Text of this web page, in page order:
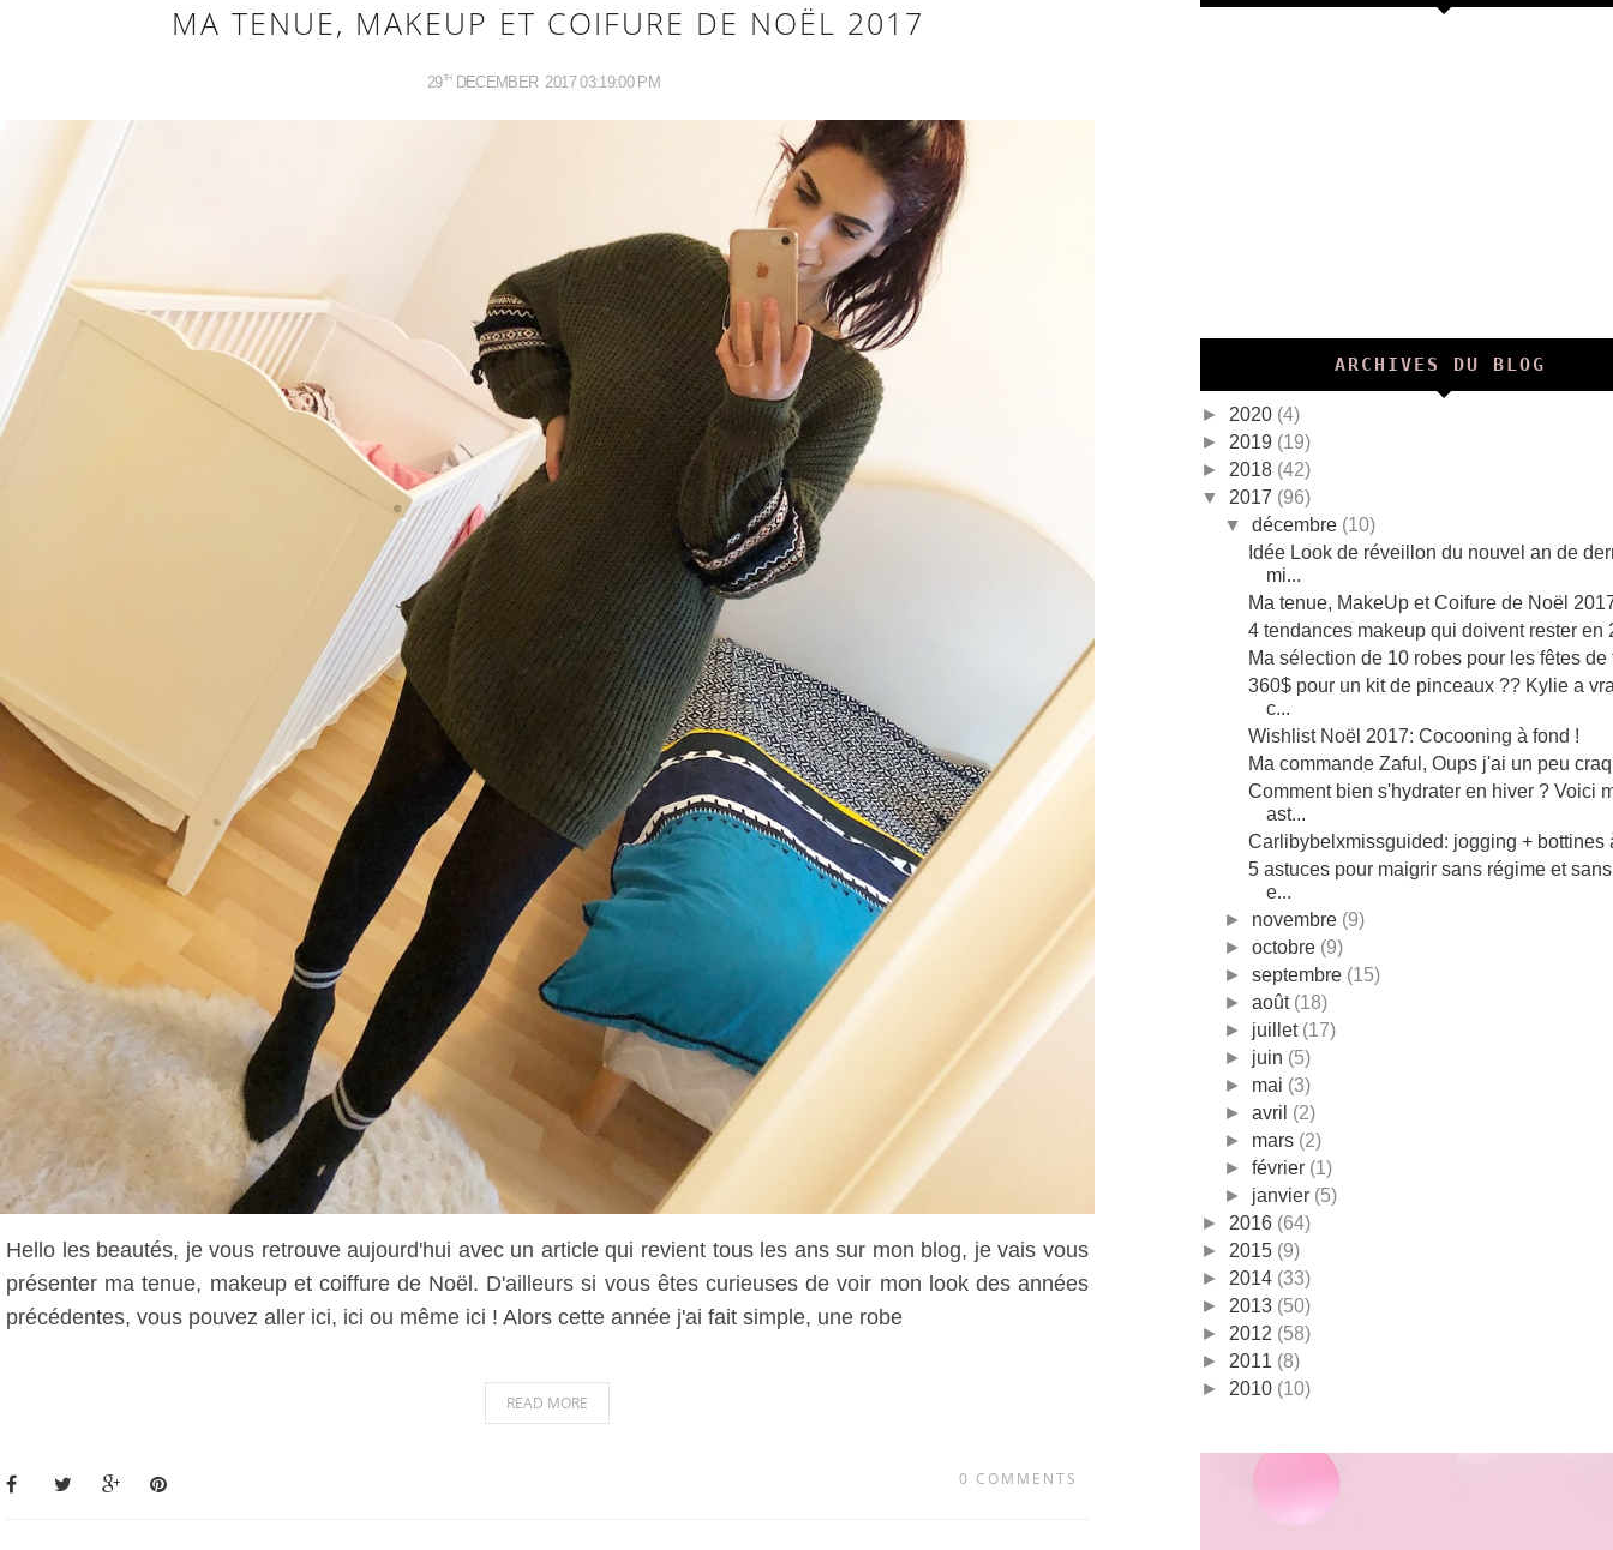
MA TENUE, MAKEUP ET COIFURE DE NOËL 2017
29TH DECEMBER 2017 03:19:00 PM
Hello les beautés, je vous retrouve aujourd'hui avec un article qui revient tous les ans sur mon blog, je vais vous
présenter ma tenue, makeup et coiffure de Noël. D'ailleurs si vous êtes curieuses de voir mon look des années
précédentes, vous pouvez aller ici, ici ou même ici ! Alors cette année j'ai fait simple, une robe
READ MORE
0 COMMENTS
ARCHIVES DU BLOG
► 2020 (4)
► 2019 (19)
► 2018 (42)
▼ 2017 (96)
▼décembre (10)
Idée Look de réveillon du nouvel an de
mi...
Ma tenue, MakeUp et Coifure de Noël
4 tendances makeup qui doivent rester en
Ma sélection de 10 robes pour les fêtes de
360$ pour un kit de pinceaux ?? Kylie a
c...
Wishlist Noël 2017: Cocooning à fond !
Ma commande Zaful, Oups j'ai un peu
Comment bien s'hydrater en hiver ? Voici
ast...
Carlibybelxmissguided: jogging + bottines
5 astuces pour maigrir sans régime et
e...
► novembre (9)
►octobre (9)
►septembre (15)
►août (18)
► juillet (17)
► juin (5)
► mai (3)
►avril (2)
► mars (2)
►février (1)
► janvier (5)
► 2016 (64)
► 2015 (9)
► 2014 (33)
► 2013 (50)
► 2012 (58)
► 2011 (8)
► 2010 (10)